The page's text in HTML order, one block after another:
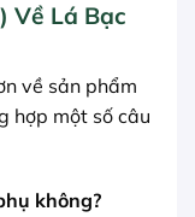
Về Lá Bạc
về sản phẩm
hợp một số câu
không?